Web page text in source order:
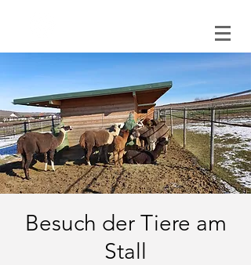
Besuch der Tiere am
Stall